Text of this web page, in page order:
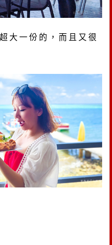
大一份的，而且又很